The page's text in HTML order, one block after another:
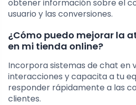
obtener información sobre el
usuario y las conversiones.
¿Cómo puedo mejorar la
en mi tienda online?
Incorpora sistemas de chat en
interacciones y capacita a tu
responder rápidamente a las
clientes.